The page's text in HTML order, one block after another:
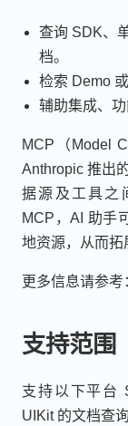
查询 SDK、
档。
检索 Demo
辅助集成、功
MCP（Model
Anthropic 推出
据源及工具之
MCP，AI 助手
地资源，从而拓
更多信息请参考
支持范围
支持以下平台
UIKit 的文档查